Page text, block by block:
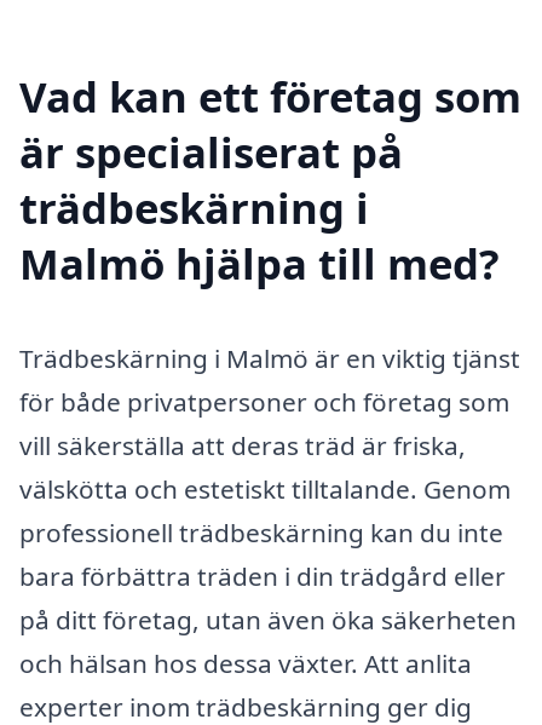
Vad kan ett företag som
är specialiserat på
trädbeskärning i
Malmö hjälpa till med?
Trädbeskärning i Malmö är en viktig tjänst
för både privatpersoner och företag som
vill säkerställa att deras träd är friska,
välskötta och estetiskt tilltalande. Genom
professionell trädbeskärning kan du inte
bara förbättra träden i din trädgård eller
på ditt företag, utan även öka säkerheten
och hälsan hos dessa växter. Att anlita
experter inom trädbeskärning ger dig